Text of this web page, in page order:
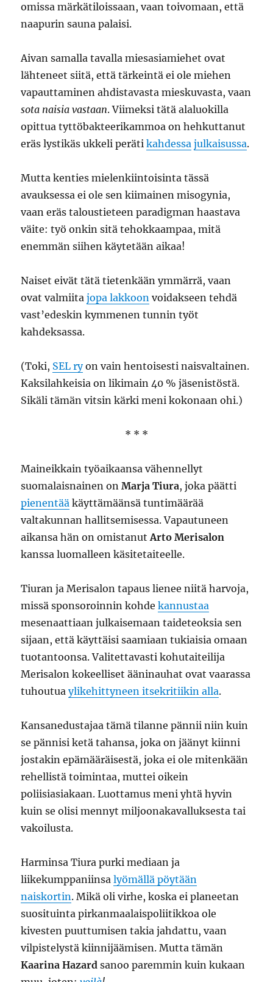
omissa märkätiloissaan, vaan toivomaan, että
naapurin sauna palaisi.
Aivan samalla tavalla miesasiamiehet ovat
lähteneet siitä, että tärkeintä ei ole miehen
vapauttaminen ahdistavasta mieskuvasta, vaan
sota naisia vastaan. Viimeksi tätä alaluokilla
opittua tyttöbakteerikammoa on hehkuttanut
eräs lystikäs ukkeli perätikahdessa julkaisussa.
Mutta kenties mielenkiintoisinta tässä
avauksessa ei ole sen kiimainen misogynia,
vaan eräs taloustieteen paradigman haastava
väite: työ onkin sitä tehokkaampaa, mitä
enemmän siihen käytetään aikaa!
Naiset eivät tätä tietenkään ymmärrä, vaan
ovat valmiitajopa lakkoon voidakseen tehdä
vast’edeskin kymmenen tunnin työt
kahdeksassa.
(Toki, SEL ryon vain hentoisesti naisvaltainen.
Kaksilahkeisia on likimain 40 % jäsenistöstä.
Sikäli tämän vitsin kärki meni kokonaan ohi.)
* * *
Maineikkain työaikaansa vähennellyt
suomalaisnainen onMarja Tiura, joka päätti
pienentää käyttämäänsä tuntimäärää
valtakunnan hallitsemisessa. Vapautuneen
aikansa hän on omistanutArto Merisalon
kanssa luomalleen käsitetaiteelle.
Tiuran ja Merisalon tapaus lienee niitä harvoja,
missä sponsoroinnin kohdekannustaa
mesenaattiaan julkaisemaan taideteoksia sen
sijaan, että käyttäisi saamiaan tukiaisia omaan
tuotantoonsa. Valitettavasti kohutaiteilija
Merisalon kokeelliset ääninauhat ovat vaarassa
tuhoutuaylikehittyneen itsekritiikin alla.
Kansanedustajaa tämä tilanne pännii niin kuin
se pännisi ketä tahansa, joka on jäänyt kiinni
jostakin epämääräisestä, joka ei ole mitenkään
rehellistä toimintaa, muttei oikein
poliisiasiakaan. Luottamus meni yhtä hyvin
kuin se olisi mennyt miljoonakavalluksesta tai
vakoilusta.
Harminsa Tiura purki mediaan ja
liikekumppaniinsalyömällä pöytään
naiskortin. Mikä oli virhe, koska ei planeetan
suosituinta pirkanmaalaispoliitikkoa ole
kivesten puuttumisen takia jahdattu, vaan
vilpistelystä kiinnijäämisen. Mutta tämän
Kaarina Hazard sanoo paremmin kuin kukaan